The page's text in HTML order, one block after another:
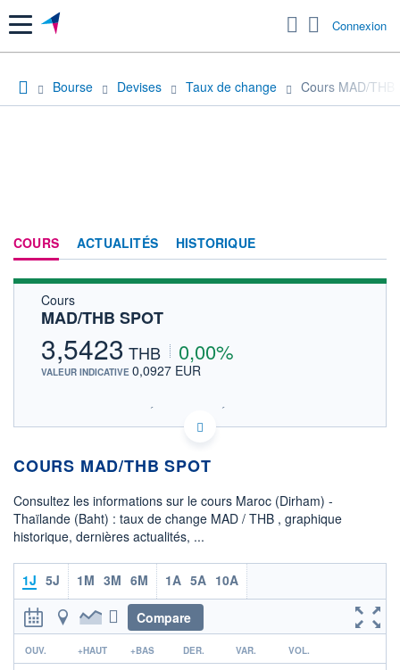
Menu Connexion
Bourse Devises Taux de change Cours MAD/THB
COURS ACTUALITÉS HISTORIQUE
Cours
MAD/THB SPOT
3,5423 THB 0,00%
VALEUR INDICATIVE 0,0927 EUR
SIX - FOREX 2 DONNÉES TEMPS RÉEL
Politique d'exécution
03h35
OUVERTURE
3,5423
CLÔTURE VEILLE
3,5434 3,5370
COURS MAD/THB SPOT
Consultez les informations sur le cours Maroc (Dirham) -
Thaïlande (Baht) : taux de change MAD / THB , graphique
historique, dernières actualités, ...
1J 5J 1M 3M 6M 1A 5A 10A
Compare
r
OUV. +HAUT +BAS DER. VAR. VOL.